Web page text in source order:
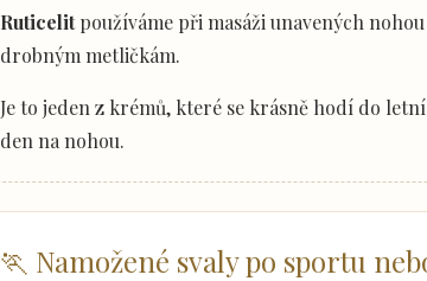
Ruticelitpoužíváme při masáži unavených
drobným metličkám.
Je to jeden z krémů, které se krásně hodí do
den na nohou.
🏃 Namožené svaly po sportu